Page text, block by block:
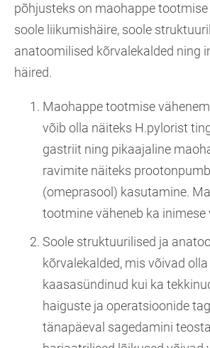
põhjusteks on maohappe tootmise
soole liikumishäire, soole
anatoomilised kõrvalekalded ning
häired.
Maohappe tootmise
võib olla näiteks H.pylorist
gastriit ning pikaajaline
ravimite näiteks
(omeprasool) kasutamine.
tootmine väheneb ka inimese
Soole struktuurilised ja
kõrvalekalded, mis võivad olla
kaasasündinud kui ka
haiguste ja operatsioonide
tänapäeval sagedamini